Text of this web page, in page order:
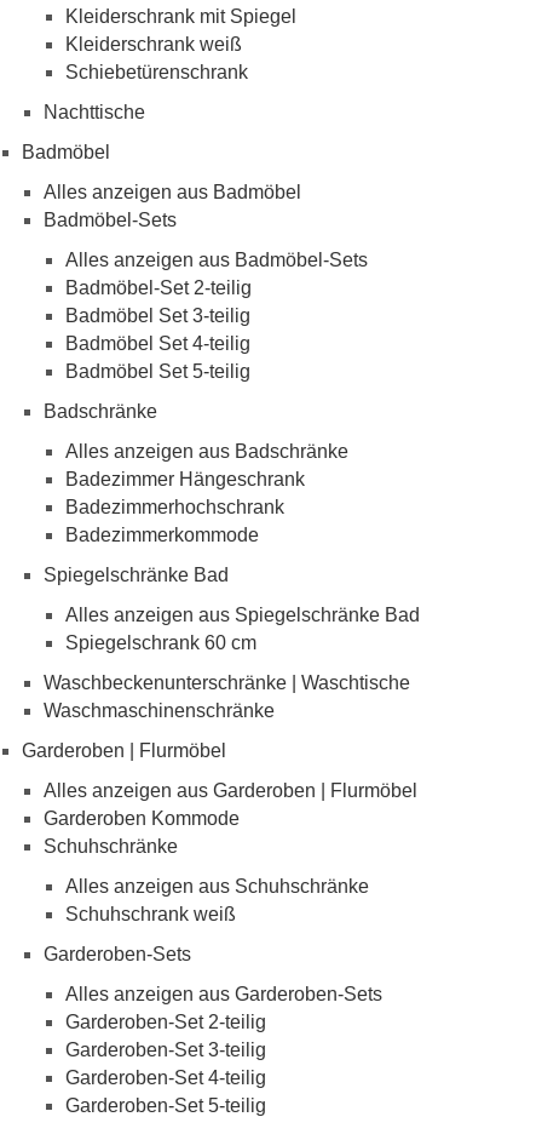
Kleiderschrank mit Spiegel
Kleiderschrank weiß
Schiebetürenschrank
Nachttische
Badmöbel
Alles anzeigen aus Badmöbel
Badmöbel-Sets
Alles anzeigen aus Badmöbel-Sets
Badmöbel-Set 2-teilig
Badmöbel Set 3-teilig
Badmöbel Set 4-teilig
Badmöbel Set 5-teilig
Badschränke
Alles anzeigen aus Badschränke
Badezimmer Hängeschrank
Badezimmerhochschrank
Badezimmerkommode
Spiegelschränke Bad
Alles anzeigen aus Spiegelschränke Bad
Spiegelschrank 60 cm
Waschbeckenunterschränke | Waschtische
Waschmaschinenschränke
Garderoben | Flurmöbel
Alles anzeigen aus Garderoben | Flurmöbel
Garderoben Kommode
Schuhschränke
Alles anzeigen aus Schuhschränke
Schuhschrank weiß
Garderoben-Sets
Alles anzeigen aus Garderoben-Sets
Garderoben-Set 2-teilig
Garderoben-Set 3-teilig
Garderoben-Set 4-teilig
Garderoben-Set 5-teilig